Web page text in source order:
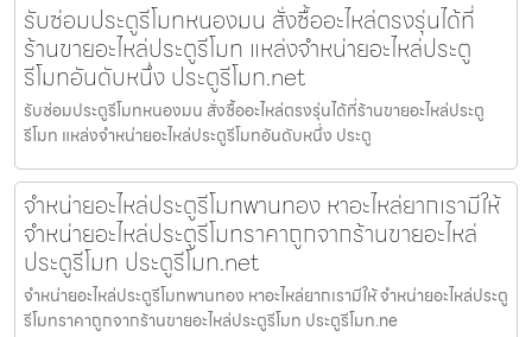
รับซ่อมประตูรีโมทหนองมน สั่งซื้ออะไหล่ตรงรุ่นได้ที่
ร้านขายอะไหล่ประตูรีโมท แหล่งจำหน่ายอะไหล่ประตู
รีโมทอันดับหนึ่ง ประตูรีโมท.net
รับซ่อมประตูรีโมทหนองมน สั่งซื้ออะไหล่ตรงรุ่นได้ที่ร้านขายอะไหล่ประตู
รีโมท แหล่งจำหน่ายอะไหล่ประตูรีโมทอันดับหนึ่ง ประตู
จำหน่ายอะไหล่ประตูรีโมทพานทอง หาอะไหล่ยากเรามีให้
จำหน่ายอะไหล่ประตูรีโมทราคาถูกจากร้านขายอะไหล่
ประตูรีโมท ประตูรีโมท.net
จำหน่ายอะไหล่ประตูรีโมทพานทอง หาอะไหล่ยากเรามีให้ จำหน่ายอะไหล่ประตู
รีโมทราคาถูกจากร้านขายอะไหล่ประตูรีโมท ประตูรีโมท.ne